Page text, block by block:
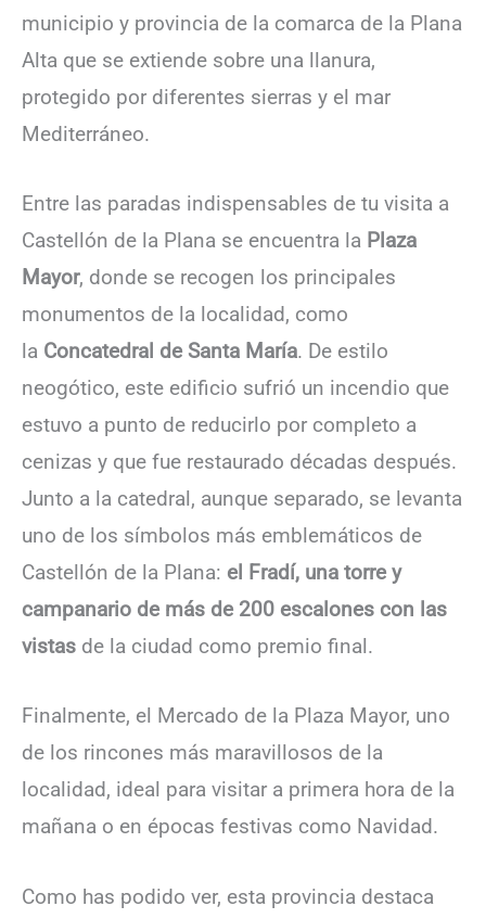
municipio y provincia de la comarca de la Plana
Alta que se extiende sobre una llanura,
protegido por diferentes sierras y el mar
Mediterráneo.
Entre las paradas indispensables de tu visita a
Castellón de la Plana se encuentra la Plaza
Mayor, donde se recogen los principales
monumentos de la localidad, como
la Concatedral de Santa María. De estilo
neogótico, este edificio sufrió un incendio que
estuvo a punto de reducirlo por completo a
cenizas y que fue restaurado décadas después.
Junto a la catedral, aunque separado, se levanta
uno de los símbolos más emblemáticos de
Castellón de la Plana: el Fradí, una torre y
campanario de más de 200 escalones con las
vistas de la ciudad como premio final.
Finalmente, el Mercado de la Plaza Mayor, uno
de los rincones más maravillosos de la
localidad, ideal para visitar a primera hora de la
mañana o en épocas festivas como Navidad.
Como has podido ver, esta provincia destaca